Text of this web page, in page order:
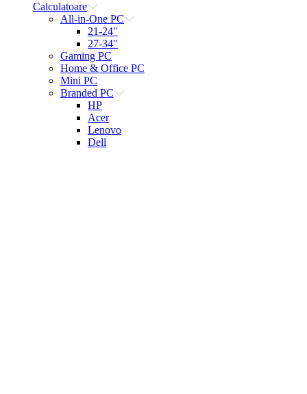
Calculatoare
All-in-One PC
21-24"
27-34"
Gaming PC
Home & Office PC
Mini PC
Branded PC
HP
Acer
Lenovo
Dell